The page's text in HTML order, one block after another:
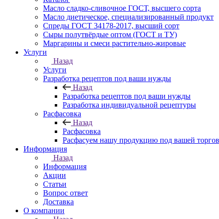
Масло сладко-сливочное ГОСТ, высшего сорта
Масло диетическое, специализированный продукт
Спреды ГОСТ 34178-2017, высший сорт
Сыры полутвёрдые оптом (ГОСТ и ТУ)
Маргарины и смеси растительно-жировые
Услуги
Назад
Услуги
Разработка рецептов под ваши нужды
Назад
Разработка рецептов под ваши нужды
Разработка индивидуальной рецептуры
Расфасовка
Назад
Расфасовка
Расфасуем нашу продукцию под вашей
Информация
Назад
Информация
Акции
Статьи
Вопрос ответ
Доставка
О компании